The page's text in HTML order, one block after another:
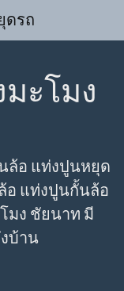
ดรถ
ะโมง
ล้อ แท่งปูนหยุด
อ แท่งปูนกั้นล้อ
มง ชัยนาท มี
บ้าน